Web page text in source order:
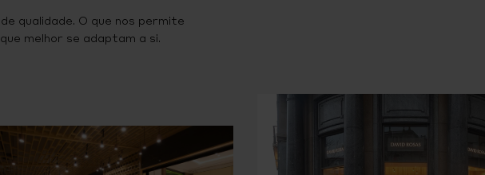
qualidade. O que nos permite
melhor se adaptam a si.